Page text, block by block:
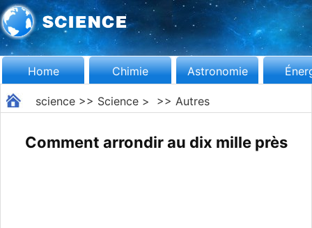
Home Chimie Astronomie
science>> Science> >> Autres
Comment arrondir au dix mille près